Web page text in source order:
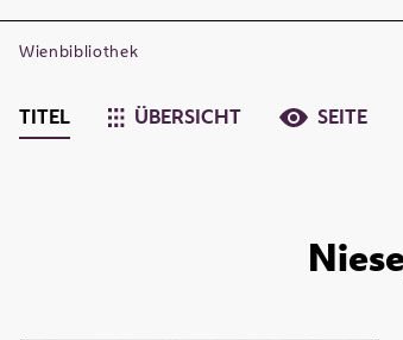
Wienbibliothek
TITEL ÜBERSICHT SEITE